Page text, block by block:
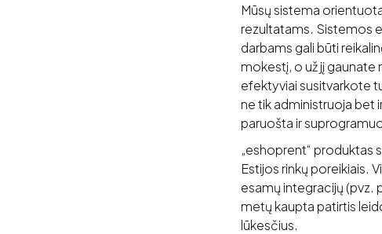
Mūsų sistema
rezultatams. Sistemos
darbams gali būti
mokestį, o už jį gaunate
efektyviai susitvarkote
ne tik administruoja bet
paruošta ir
„eshoprent“ produktas
Estijos rinkų poreikiais.
esamų integracijų (pvz.
metų kaupta patirtis
lūkesčius.